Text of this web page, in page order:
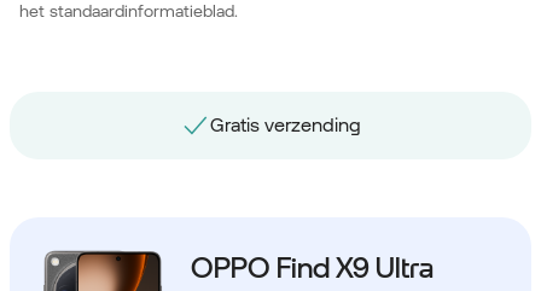
het standaardinformatieblad.
Gratis nummerbehoud
OPPO Find X9 Ultra